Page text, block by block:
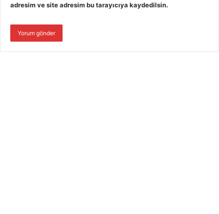
adresim ve site adresim bu tarayıcıya kaydedilsin.